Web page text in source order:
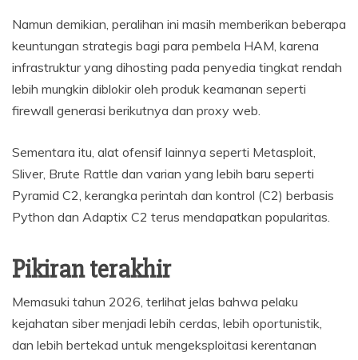
Namun demikian, peralihan ini masih memberikan beberapa
keuntungan strategis bagi para pembela HAM, karena
infrastruktur yang dihosting pada penyedia tingkat rendah
lebih mungkin diblokir oleh produk keamanan seperti
firewall generasi berikutnya dan proxy web.
Sementara itu, alat ofensif lainnya seperti Metasploit,
Sliver, Brute Rattle dan varian yang lebih baru seperti
Pyramid C2, kerangka perintah dan kontrol (C2) berbasis
Python dan Adaptix C2 terus mendapatkan popularitas.
Pikiran terakhir
Memasuki tahun 2026, terlihat jelas bahwa pelaku
kejahatan siber menjadi lebih cerdas, lebih oportunistik,
dan lebih bertekad untuk mengeksploitasi kerentanan